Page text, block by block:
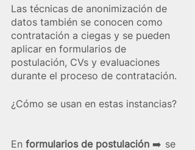
Las técnicas de anonimización de
datos también se conocen como
contratación a ciegas y se pueden
aplicar en formularios de
postulación, CVs y evaluaciones
durante el proceso de contratación.
¿Cómo se usan en estas instancias?
En formularios de postulación ➡️  se